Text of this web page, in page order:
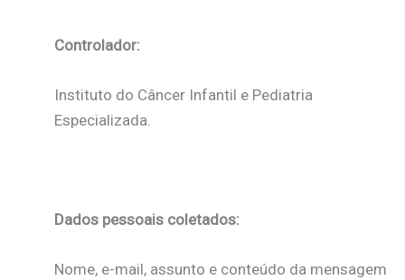
Controlador:
Instituto do Câncer Infantil e Pediatria
Especializada.
Dados pessoais coletados:
Nome, e-mail, assunto e conteúdo da mensagem